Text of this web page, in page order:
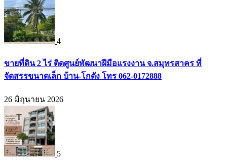
4
ขายที่ดิน 2 ไร่ ติดศูนย์พัฒนาฝีมือแรงงาน จ.สมุทรสาคร ที่
จัดสรรขนาดเล็ก บ้าน-โกดัง โทร 062-0172888
26 มิถุนายน 2026
5